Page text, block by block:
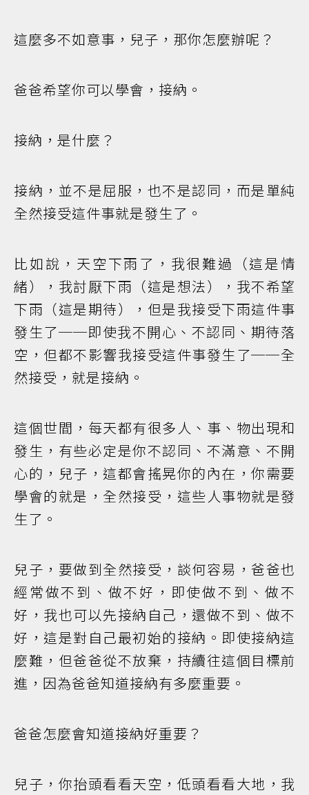
這麼多不如意事，兒子，那你怎麼辦呢？
爸爸希望你可以學會，接納。
接納，是什麼？
接納，並不是屈服，也不是認同，而是單純
全然接受這件事就是發生了。
比如說，天空下雨了，我很難過（這是情
緒），我討厭下雨（這是想法），我不希望
下雨（這是期待），但是我接受下雨這件事
發生了──即使我不開心、不認同、期待落
空，但都不影響我接受這件事發生了──全
然接受，就是接納。
這個世間，每天都有很多人、事、物出現和
發生，有些必定是你不認同、不滿意、不開
心的，兒子，這都會搖晃你的內在，你需要
學會的就是，全然接受，這些人事物就是發
生了。
兒子，要做到全然接受，談何容易，爸爸也
經常做不到、做不好，即使做不到、做不
好，我也可以先接納自己，還做不到、做不
好，這是對自己最初始的接納。即使接納這
麼難，但爸爸從不放棄，持續往這個目標前
進，因為爸爸知道接納有多麼重要。
爸爸怎麼會知道接納好重要？
兒子，你抬頭看看天空，低頭看看大地，我